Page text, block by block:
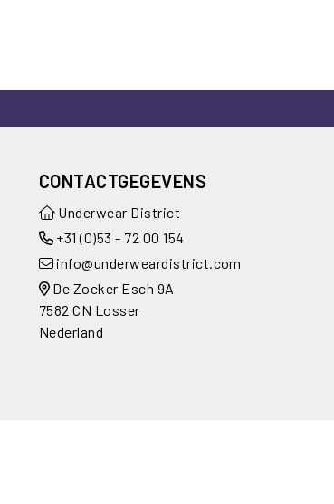
CONTACTGEGEVENS
Underwear District
+31 (0)53 - 72 00 154
info@underweardistrict.com
De Zoeker Esch 9A
7582 CN Losser
Nederland